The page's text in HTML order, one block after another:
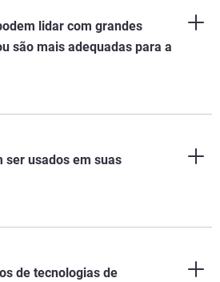
lidar com grandes
são mais adequadas para a
ser usados em suas
de tecnologias de